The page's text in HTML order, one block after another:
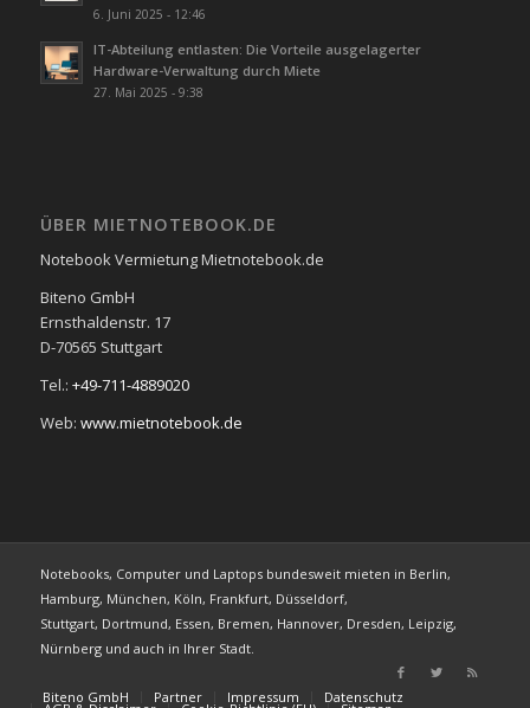
6. Juni 2025 - 12:46
IT-Abteilung entlasten: Die Vorteile ausgelagerter
Hardware-Verwaltung durch Miete
27. Mai 2025 - 9:38
ÜBER MIETNOTEBOOK.DE
Notebook Vermietung Mietnotebook.de
Biteno GmbH
Ernsthaldenstr. 17
D-70565 Stuttgart
Tel.: +49-711-4889020
Web: www.mietnotebook.de
Notebooks, Computer und Laptops bundesweit mieten in Berlin,
Hamburg, München, Köln, Frankfurt, Düsseldorf,
Stuttgart, Dortmund, Essen, Bremen, Hannover, Dresden, Leipzig,
Nürnberg und auch in Ihrer Stadt.
Biteno GmbH Partner Impressum Datenschutz